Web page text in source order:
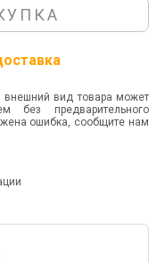
внешний вид товара может
без предварительного
ошибка, сообщите нам